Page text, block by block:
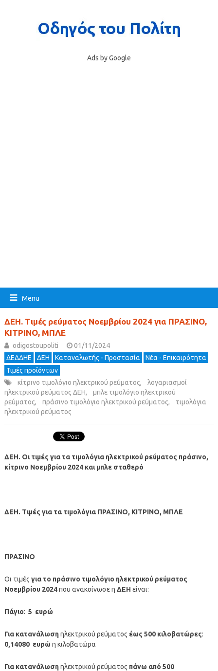
Ads by Google
Menu
ΔΕΗ. Τιμές ρεύματος Νοεμβρίου 2024 για ΠΡΑΣΙΝΟ,
ΚΙΤΡΙΝΟ, ΜΠΛΕ
odigostoupoliti
01/11/2024
ΔΕΔΔΗΕ
ΔΕΗ Καταναλωτής - Προστασία
Νέα - Επικαιρότητα
Τιμές προϊόντων
κίτρινο τιμολόγιο ηλεκτρικού ρεύματος,
λογαριασμοί
ηλεκτρικού ρεύματος ΔΕΗ,
μπλε τιμολόγιο ηλεκτρικού
ρεύματος, πράσινο τιμολόγιο ηλεκτρικού ρεύματος,
τιμολόγια
ηλεκτρικού ρεύματος
ΔΕΗ. Οι τιμές για τα τιμολόγια ηλεκτρικού ρεύματος πράσινο,
κίτρινο Νοεμβρίου 2024 και μπλε σταθερό
ΔΕΗ. Τιμές για τα τιμολόγια ΠΡΑΣΙΝΟ, ΚΙΤΡΙΝΟ, ΜΠΛΕ
ΠΡΑΣΙΝΟ
Οι τιμές για το πράσινο τιμολόγιο ηλεκτρικού ρεύματος
Νοεμβρίου 2024που ανακοίνωσε η ΔΕΗ είναι:
Πάγιο: 5 ευρώ
Για κατανάλωσηηλεκτρικού ρεύματος έως 500 κιλοβατώρες:
0,14080 ευρώ η κιλοβατώρα
Για κατανάλωσηηλεκτρικού ρεύματος πάνω από 500